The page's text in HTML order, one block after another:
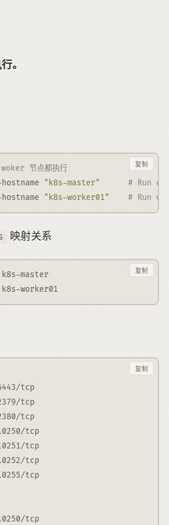
。
节点都执行
"k8s-master"
# Run on
"k8s-worker01" # Run
复制
映射关系
master
worker01
复制
tcp
tcp
tcp
tcp
tcp
tcp
tcp
tcp
复制